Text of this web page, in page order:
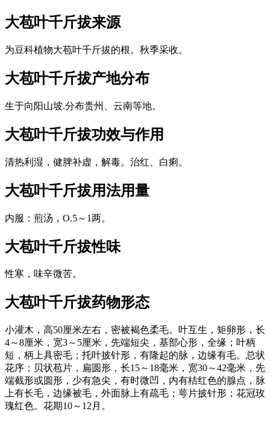
大苞叶千斤拔来源
为豆科植物大苞叶千斤拔的根。秋季采收。
大苞叶千斤拔产地分布
生于向阳山坡.分布贵州、云南等地。
大苞叶千斤拔功效与作用
清热利湿，健脾补虚，解毒。治红、白痢。
大苞叶千斤拔用法用量
内服：煎汤，O.5～1两。
大苞叶千斤拔性味
性寒，味辛微苦。
大苞叶千斤拔药物形态
小灌木，高50厘米左右，密被褐色柔毛。叶互生，矩卵形，长
4～8厘米，宽3～5厘米，先端短尖，基部心形，全缘；叶柄
短，柄上具密毛；托叶披针形，有隆起的脉，边缘有毛。总状
花序；贝状苞片，扁圆形，长15～18毫米，宽30～42毫米，先
端截形或圆形，少有急尖，有时微凹，内有桔红色的腺点，脉
上有长毛，边缘被毛，外面脉上有疏毛；萼片披针形；花冠玫
瑰红色。花期10～12月。